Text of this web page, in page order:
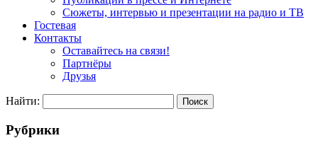
Сюжеты, интервью и презентации на радио и ТВ
Гостевая
Контакты
Оставайтесь на связи!
Партнёры
Друзья
Найти:
Рубрики